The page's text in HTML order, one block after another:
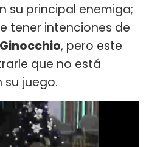
su principal enemiga;
tener intenciones de
, pero este
que no está
su juego.